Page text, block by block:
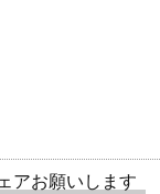
アお願いします